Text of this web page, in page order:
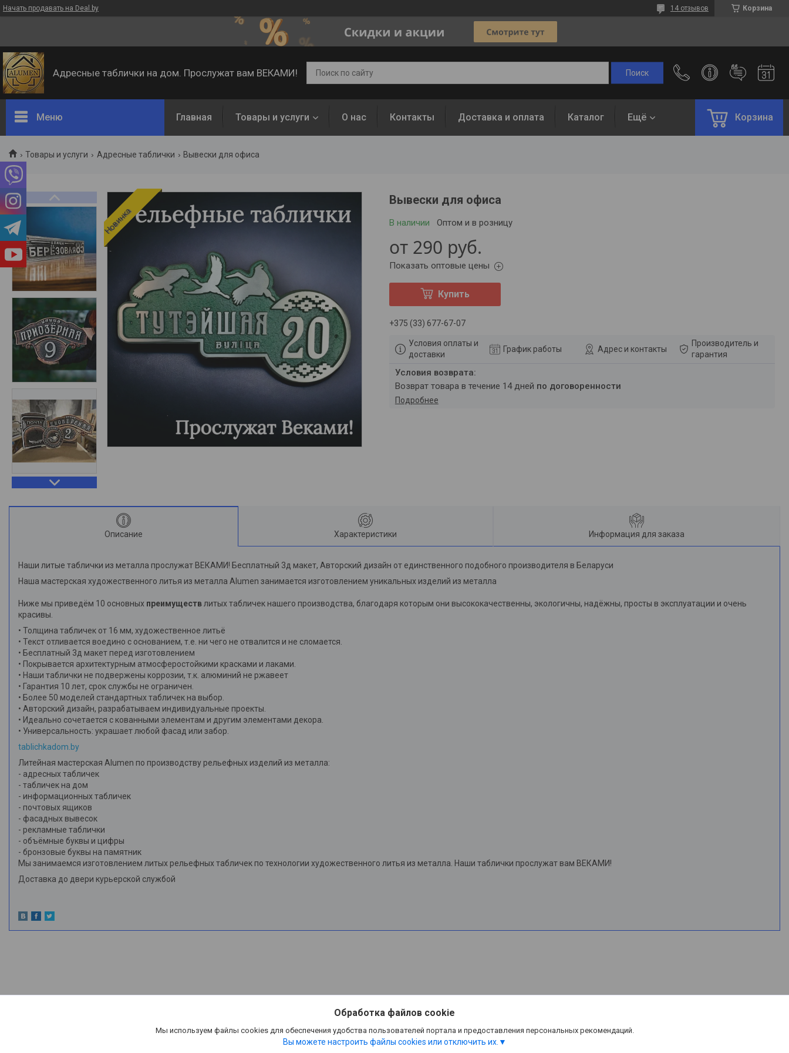
Начать продавать на Deal.by Корзина
14 отзывов
Адресные таблички на дом. Прослужат вам ВЕКАМИ!
Меню Главная Товары и услуги О нас Контакты Доставка и оплата Каталог Ещё Корзина
Товары и услуги Адресные таблички Вывески для офиса
Новинка
Вывески для офиса
В наличии Оптом и в розницу
от 290 руб.
Показать оптовые цены
Купить
+375 (33) 677-67-07
Условия оплаты и
доставки
График работы Адрес и контакты
Производитель и
гарантия
возврат товара в течение 14 дней по договоренности
Подробнее
Описание Характеристики Информация для заказа
Наши литые таблички из металла прослужат ВЕКАМИ! Бесплатный 3д макет, Авторский дизайн от единственного подобного производителя в Беларуси
Наша мастерская художественного литья из металла Alumen занимается изготовлением уникальных изделий из металла
Ниже мы приведём 10 основных преимуществ литых табличек нашего производства, благодаря которым они высококачественны, экологичны, надёжны, просты в эксплуатации и очень
красивы.
• Толщина табличек от 16 мм, художественное литьё
• Текст отливается воедино с основанием, т.е. ни чего не отвалится и не сломается.
• Бесплатный 3д макет перед изготовлением
• Покрывается архитектурным атмосферостойкими красками и лаками.
• Наши таблички не подвержены коррозии, т.к. алюминий не ржавеет
• Гарантия 10 лет, срок службы не ограничен.
• Более 50 моделей стандартных табличек на выбор.
• Авторский дизайн, разрабатываем индивидуальные проекты.
• Идеально сочетается с кованными элементам и другим элементами декора.
• Универсальность: украшает любой фасад или забор.
tablichkadom.by
Литейная мастерская Alumen по производству рельефных изделий из металла:
- адресных табличек
- табличек на дом
- информационных табличек
- почтовых ящиков
- фасадных вывесок
- рекламные таблички
- объёмные буквы и цифры
- бронзовые буквы на памятник
Мы занимаемся изготовлением литых рельефных табличек по технологии художественного литья из металла. Наши таблички прослужат вам ВЕКАМИ!
Доставка до двери курьерской службой
Обработка файлов cookie
Мы используем файлы cookies для обеспечения удобства пользователей портала и предоставления персональных рекомендаций.
Вы можете настроить файлы cookies или отключить их.